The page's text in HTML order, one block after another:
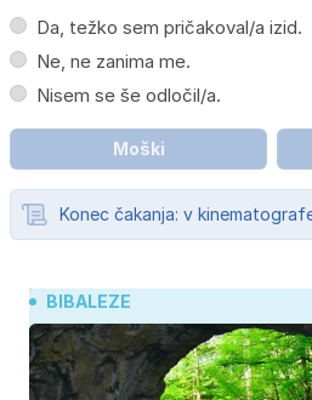
Da, težko sem pričakoval/a izid.
Ne, ne zanima me.
Nisem se še odločil/a.
Moški
Konec čakanja: v
BIBALEZE